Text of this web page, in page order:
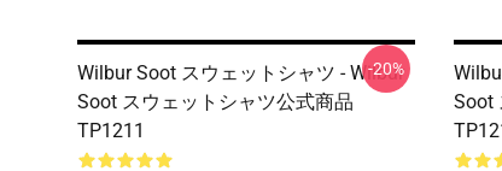
Wilbur Soot スウェットシャツ - Wilbur
Soot スウェットシャツ公式商品
TP1211
-20%
Soot